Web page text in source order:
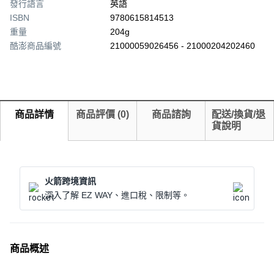
發行語言
英語
ISBN
9780615814513
重量
204g
酷澎商品編號
21000059026456 - 21000204202460
商品詳情 商品評價 (0) 商品諮詢
配送/換貨/退
貨說明
火箭跨境資訊
深入了解 EZ WAY、進口稅、限制等。
商品概述